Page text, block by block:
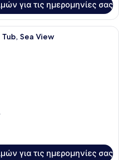
για τις ημερομηνίες σας
Ένας χώρος με πισίνα στην
Sea View
για τις ημερομηνίες σας